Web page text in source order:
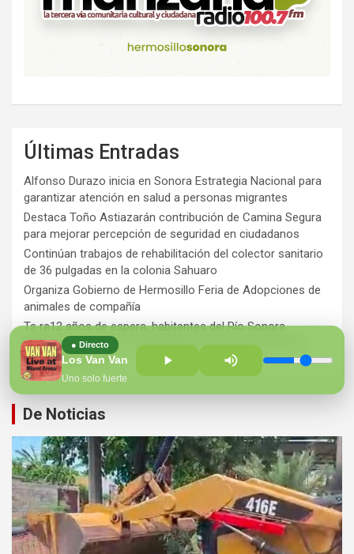
● Directo
Los Van Van
Uno solo fuerte
Últimas Entradas
Alfonso Durazo inicia en Sonora Estrategia Nacional para
garantizar atención en salud a personas migrantes
Destaca Toño Astiazarán contribución de Camina Segura
para mejorar percepción de seguridad en ciudadanos
Continúan trabajos de rehabilitación del colector sanitario
de 36 pulgadas en la colonia Sahuaro
Organiza Gobierno de Hermosillo Feria de Adopciones de
animales de compañía
Ts ra12 años de espera, habitantes del Río Sonora
agradecen a Durazo y Sheinbaum por construcción de
Hospital Regional
De Noticias